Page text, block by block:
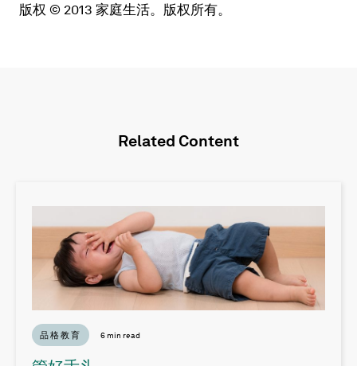
版权 © 2013 家庭生活。版权所有。
Related Content
品格教育 6 min read